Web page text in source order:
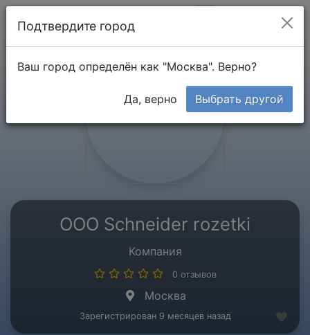
ООО Schneider rozetki
Компания
0 отзывов
Москва
Зарегистрирован 9 месяцев назад
Подтвердите город
Ваш город определён как "Москва". Верно?
Да, верно Выбрать другой